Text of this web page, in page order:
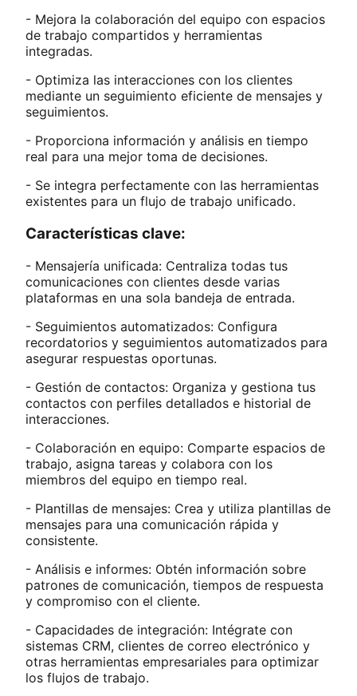
- Mejora la colaboración del equipo con espacios
de trabajo compartidos y herramientas
integradas.
- Optimiza las interacciones con los clientes
mediante un seguimiento eficiente de mensajes y
seguimientos.
- Proporciona información y análisis en tiempo
real para una mejor toma de decisiones.
- Se integra perfectamente con las herramientas
existentes para un flujo de trabajo unificado.
Características clave:
- Mensajería unificada: Centraliza todas tus
comunicaciones con clientes desde varias
plataformas en una sola bandeja de entrada.
- Seguimientos automatizados: Configura
recordatorios y seguimientos automatizados para
asegurar respuestas oportunas.
- Gestión de contactos: Organiza y gestiona tus
contactos con perfiles detallados e historial de
interacciones.
- Colaboración en equipo: Comparte espacios de
trabajo, asigna tareas y colabora con los
miembros del equipo en tiempo real.
- Plantillas de mensajes: Crea y utiliza plantillas de
mensajes para una comunicación rápida y
consistente.
- Análisis e informes: Obtén información sobre
patrones de comunicación, tiempos de respuesta
y compromiso con el cliente.
- Capacidades de integración: Intégrate con
sistemas CRM, clientes de correo electrónico y
otras herramientas empresariales para optimizar
los flujos de trabajo.